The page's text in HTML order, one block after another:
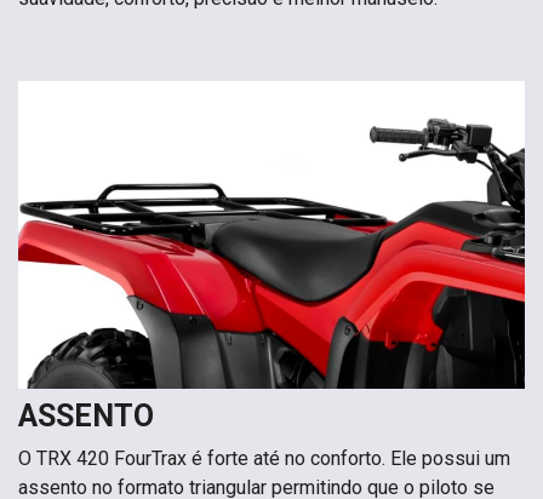
ASSENTO
O TRX 420 FourTrax é forte até no conforto. Ele possui um
assento no formato triangular permitindo que o piloto se